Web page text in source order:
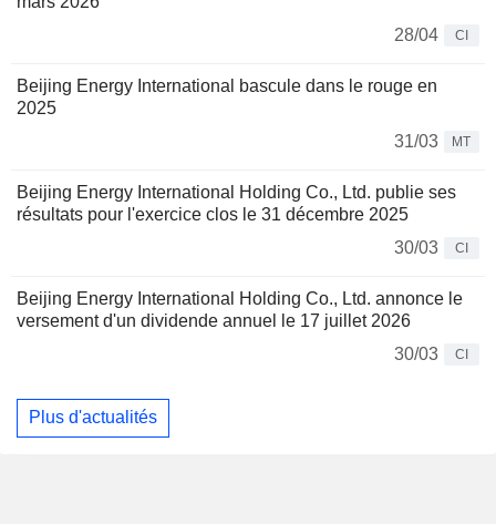
28/04
CI
Beijing Energy International bascule dans le rouge en
2025
31/03
MT
Beijing Energy International Holding Co., Ltd. publie ses
résultats pour l'exercice clos le 31 décembre 2025
30/03
CI
Beijing Energy International Holding Co., Ltd. annonce le
versement d'un dividende annuel le 17 juillet 2026
30/03
CI
Plus d'actualités